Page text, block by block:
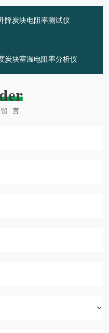
降炭块电阻率测试仪
炭块室温电阻率分析仪
言